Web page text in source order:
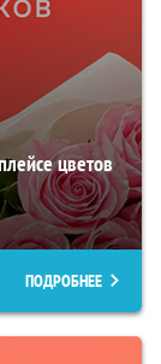
цветов
ПОДРОБНЕЕ